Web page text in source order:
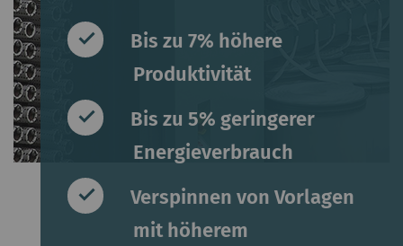
Bis zu 7% höhere
Produktivität
Bis zu 5% geringerer
Energieverbrauch
Verspinnen von Vorlagen
mit höherem